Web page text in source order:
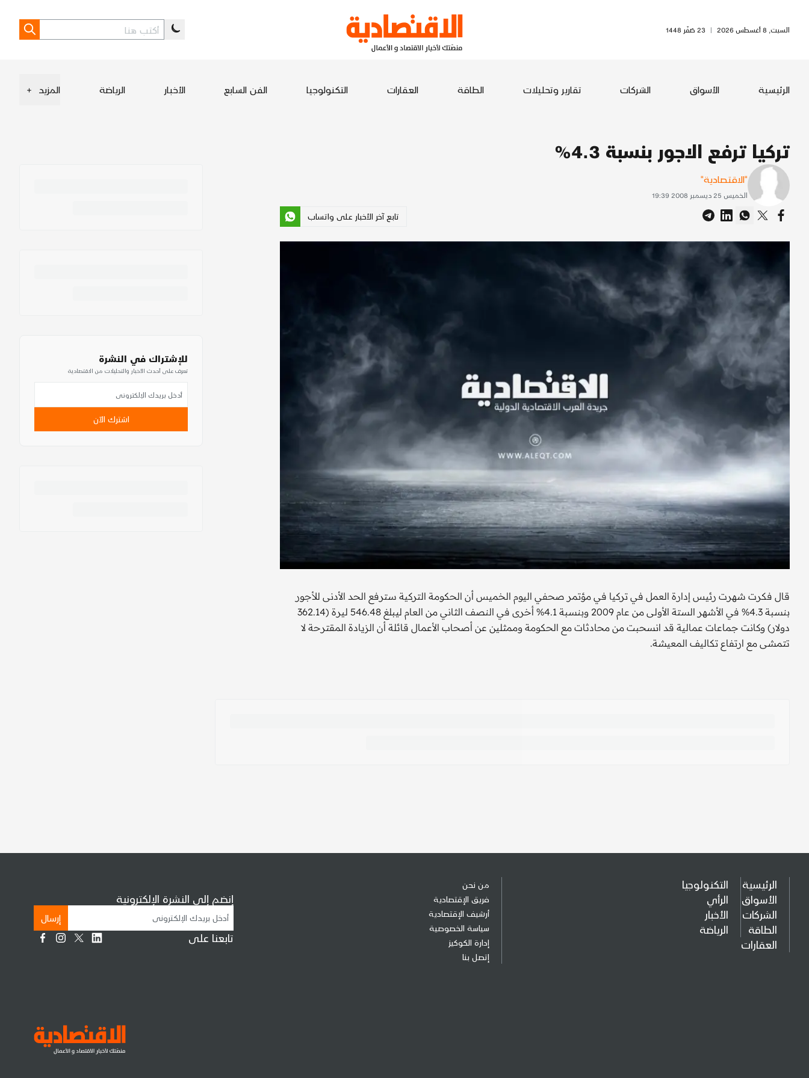
السبت, 8 أغسطس 2026 | 23 صَفَر 1448
الرئيسية الأسواق الشركات تقارير وتحليلات الطاقة العقارات التكنولوجيا الفن السابع الأخبار الرياضة المزيد +
تركيا ترفع الاجور بنسبة 4.3%
"الاقتصادية"
الخميس 25 ديسمبر 2008 19:39
تابع آخر الأخبار على واتساب
قال فكرت شهرت رئيس إدارة العمل في تركيا في مؤتمر صحفي اليوم الخميس أن الحكومة التركية سترفع الحد الأدنى للأجور
بنسبة 4.3% في الأشهر الستة الأولى من عام 2009 وبنسبة 4.1% أخرى في النصف الثاني من العام ليبلغ 546.48 ليرة (362.14
دولار) وكانت جماعات عمالية قد انسحبت من محادثات مع الحكومة وممثلين عن أصحاب الأعمال قائلة أن الزيادة المقترحة لا
تتمشى مع ارتفاع تكاليف المعيشة.
للإشتراك في النشرة
تعرف على أحدث الأخبار والتحليلات من الاقتصادية
اشترك الآن
الرئيسية
الأسواق
الشركات
الطاقة
العقارات
التكنولوجيا
الرأي
الأخبار
الرياضة
من نحن
فريق الإقتصادية
أرشيف الإقتصادية
سياسة الخصوصية
إدارة الكوكيز
إتصل بنا
إنضم إلى النشرة الإلكترونية
إرسال
تابعنا على